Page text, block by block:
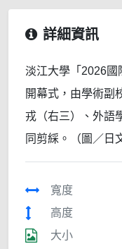
詳細資訊
淡江大學「2026國
開幕式，由學術副
戎（右三）、外語
同剪綵。（圖／日
寬度
高度
大小